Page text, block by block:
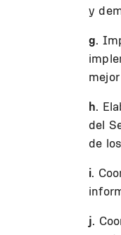
y
g.
h.
del
de
i.
j.